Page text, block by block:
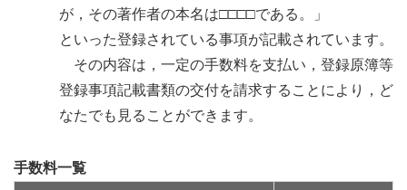
が，その著作者の本名は□□□□である。」
といった登録されている事項が記載されています。
その内容は，一定の手数料を支払い，登録原簿等
登録事項記載書類の交付を請求することにより，ど
なたでも見ることができます。
手数料一覧